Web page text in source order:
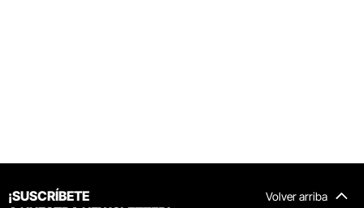
Volver arriba
¡SUSCRÍBETE